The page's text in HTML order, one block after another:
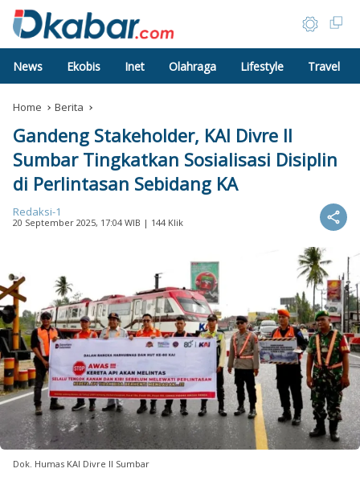
News Ekobis Inet Olahraga Lifestyle Travel
Home Berita
Gandeng Stakeholder, KAI Divre II
Sumbar Tingkatkan Sosialisasi Disiplin
di Perlintasan Sebidang KA
Redaksi-1
20 September 2025, 17:04 WIB | 144 Klik
Dok. Humas KAI Divre II Sumbar